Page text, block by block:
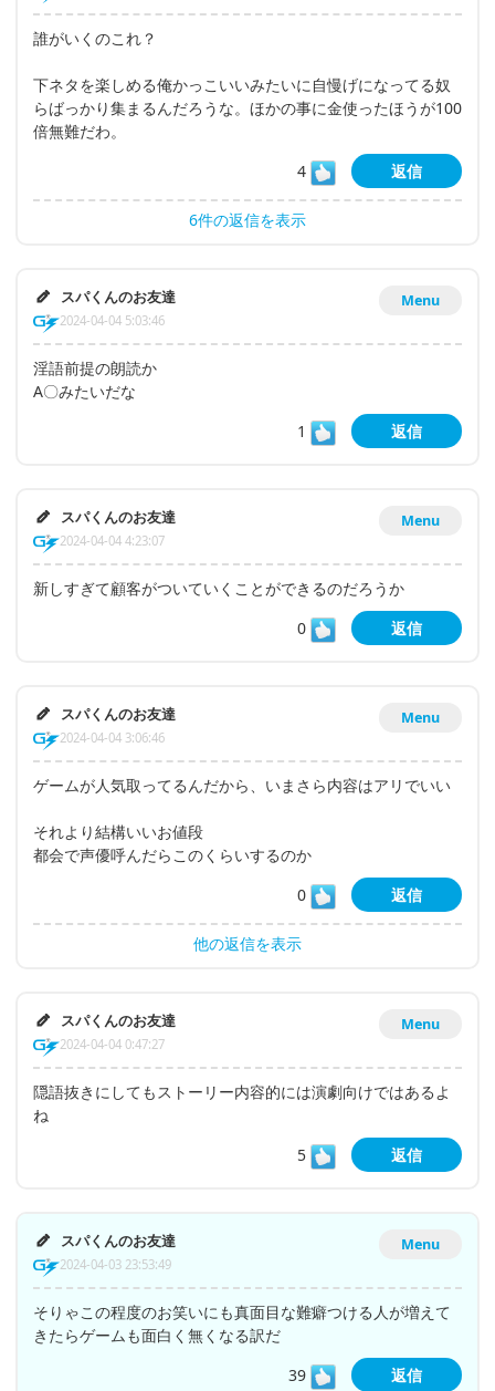
誰がいくのこれ？
下ネタを楽しめる俺かっこいいみたいに自慢げになってる奴
らばっかり集まるんだろうな。ほかの事に金使ったほうが100
倍無難だわ。
4
返信
6件の返信を表示
Menu
スパくんのお友達
2024-04-04 5:03:46
淫語前提の朗読か
A〇みたいだな
1
返信
Menu
スパくんのお友達
2024-04-04 4:23:07
新しすぎて顧客がついていくことができるのだろうか
0
返信
Menu
スパくんのお友達
2024-04-04 3:06:46
ゲームが人気取ってるんだから、いまさら内容はアリでいい
それより結構いいお値段
都会で声優呼んだらこのくらいするのか
0
返信
他の返信を表示
Menu
スパくんのお友達
2024-04-04 0:47:27
隠語抜きにしてもストーリー内容的には演劇向けではあるよ
ね
5
返信
Menu
スパくんのお友達
2024-04-03 23:53:49
そりゃこの程度のお笑いにも真面目な難癖つける人が増えて
きたらゲームも面白く無くなる訳だ
39
返信